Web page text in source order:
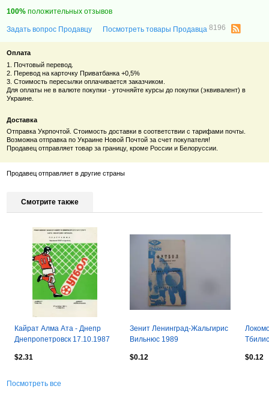
100% положительных отзывов
Задать вопрос Продавцу Посмотреть товары Продавца8196
Оплата
1. Почтовый перевод.
2. Перевод на карточку Приватбанка +0,5%
3. Стоимость пересылки оплачивается заказчиком.
Для оплаты не в валюте покупки - уточняйте курсы до покупки (эквивалент) в
Украине.
Доставка
Отправка Укрпочтой. Стоимость доставки в соответствии с тарифами почты.
Возможна отправка по Украине Новой Почтой за счет покупателя!
Продавец отправляет товар за границу, кроме России и Белоруссии.
Продавец отправляет в другие страны
Смотрите также
Кайрат Алма Ата - Днепр
Днепропетровск 17.10.1987
$2.31
Зенит Ленинград-Жальгирис
Вильнюс 1989
$0.12 $0.12
Посмотреть все